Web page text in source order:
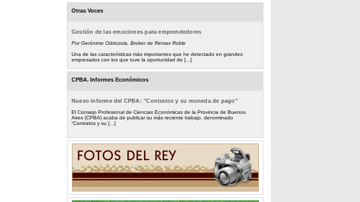
Otras Voces
Gestión de las emociones para emprendedores
Por Gerónimo Odriozola, Broker de Remax Roble
Una de las características más importantes que he detectado en grandes
empresarios con los que tuve la oportunidad de [...]
CPBA. Informes Económicos
Nuevo informe del CPBA: "Contratos y su moneda de pago"
El Consejo Profesional de Ciencias Económicas de la Provincia de Buenos
Aires (CPBA) acaba de publicar su más reciente trabajo, denominado
“Contratos y su [...]